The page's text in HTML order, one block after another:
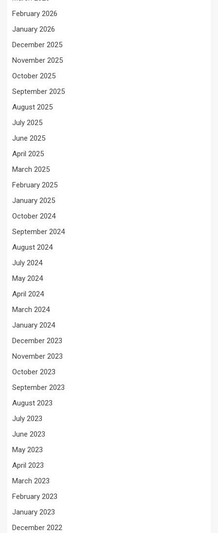
February 2026
January 2026
December 2025
November 2025
October 2025
September 2025
August 2025
July 2025
June 2025
April 2025
March 2025
February 2025
January 2025
October 2024
September 2024
August 2024
July 2024
May 2024
April 2024
March 2024
January 2024
December 2023
November 2023
October 2023
September 2023
August 2023
July 2023
June 2023
May 2023
April 2023
March 2023
February 2023
January 2023
December 2022